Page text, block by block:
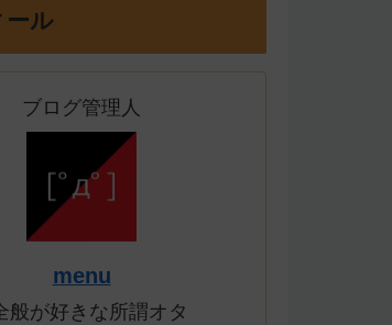
ール
ブログ管理人
menu
般が好きな所謂オタ